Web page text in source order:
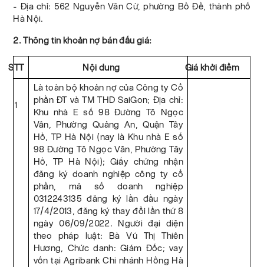
- Địa chỉ: 562 Nguyễn Văn Cừ, phường Bồ Đề, thành phố
Hà Nội.
2. Thông tin khoản nợ bán đấu giá:
STT Nội dung Giá khởi điểm
1
Là toàn bộ khoản nợ của Công ty Cổ
phần ĐT và TM THD SaiGon; Địa chỉ:
Khu nhà E số 98 Đường Tô Ngọc
Vân, Phường Quảng An, Quận Tây
Hồ, TP Hà Nội (nay là Khu nhà E số
98 Đường Tô Ngọc Vân, Phường Tây
Hồ, TP Hà Nội); Giấy chứng nhận
đăng ký doanh nghiệp công ty cổ
phần, mã số doanh nghiệp
0312243135 đăng ký lần đầu ngày
17/4/2013, đăng ký thay đổi lần thứ 8
ngày 06/09/2022. Người đại diện
theo pháp luật: Bà Vũ Thị Thiên
Hương, Chức danh: Giám Đốc; vay
vốn tại Agribank Chi nhánh Hồng Hà